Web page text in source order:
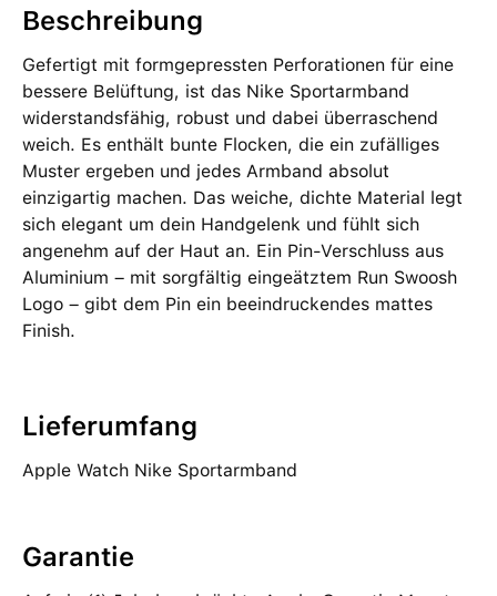
Beschreibung
Gefertigt mit formgepressten Perforationen für eine
bessere Belüftung, ist das Nike Sportarmband
widerstandsfähig, robust und dabei überraschend
weich. Es enthält bunte Flocken, die ein zufälliges
Muster ergeben und jedes Armband absolut
einzigartig machen. Das weiche, dichte Material legt
sich elegant um dein Handgelenk und fühlt sich
angenehm auf der Haut an. Ein Pin-Verschluss aus
Aluminium – mit sorgfältig eingeätztem Run Swoosh
Logo – gibt dem Pin ein beeindruckendes mattes
Finish.
Lieferumfang
Apple Watch Nike Sportarmband
Garantie